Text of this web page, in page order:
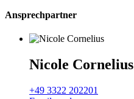
Ansprechpartner
Nicole Cornelius
+49 3322 202201